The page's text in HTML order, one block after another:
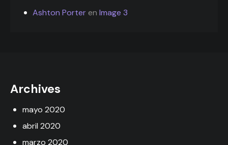
Ashton PorterenImage 3
Archives
mayo 2020
abril 2020
marzo 2020